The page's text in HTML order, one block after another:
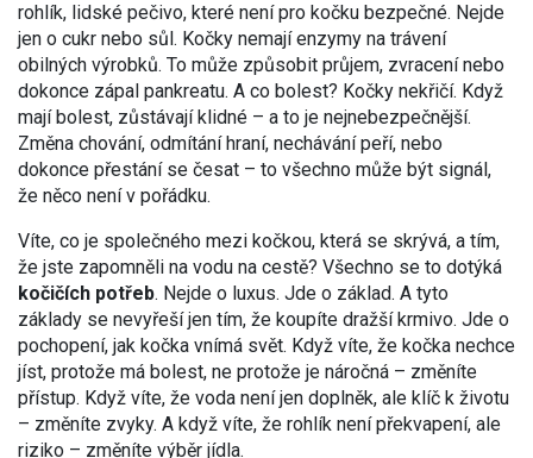
rohlík, lidské pečivo, které není pro kočku bezpečné. Nejde
jen o cukr nebo sůl. Kočky nemají enzymy na trávení
obilných výrobků. To může způsobit průjem, zvracení nebo
dokonce zápal pankreatu. A co bolest? Kočky nekřičí. Když
mají bolest, zůstávají klidné – a to je nejnebezpečnější.
Změna chování, odmítání hraní, nechávání peří, nebo
dokonce přestání se česat – to všechno může být signál,
že něco není v pořádku.
Víte, co je společného mezi kočkou, která se skrývá, a tím,
že jste zapomněli na vodu na cestě? Všechno se to dotýká
kočičích potřeb. Nejde o luxus. Jde o základ. A tyto
základy se nevyřeší jen tím, že koupíte dražší krmivo. Jde o
pochopení, jak kočka vnímá svět. Když víte, že kočka nechce
jíst, protože má bolest, ne protože je náročná – změníte
přístup. Když víte, že voda není jen doplněk, ale klíč k životu
– změníte zvyky. A když víte, že rohlík není překvapení, ale
riziko – změníte výběr jídla.